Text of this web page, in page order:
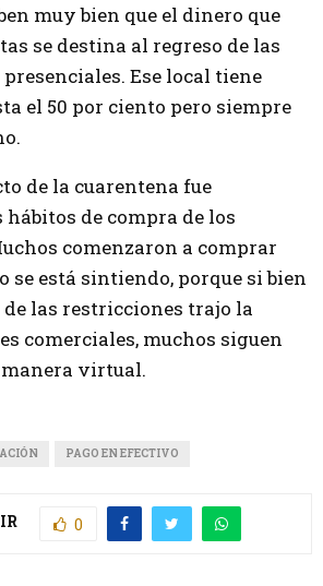
muy bien que el dinero que
se destina al regreso de las
Ese local tiene
el 50 por ciento pero siempre
de la cuarentena fue
de compra de los
comenzaron a comprar
se está sintiendo, porque si bien
las restricciones trajo la
comerciales, muchos siguen
virtual.
PAGO EN EFECTIVO
0